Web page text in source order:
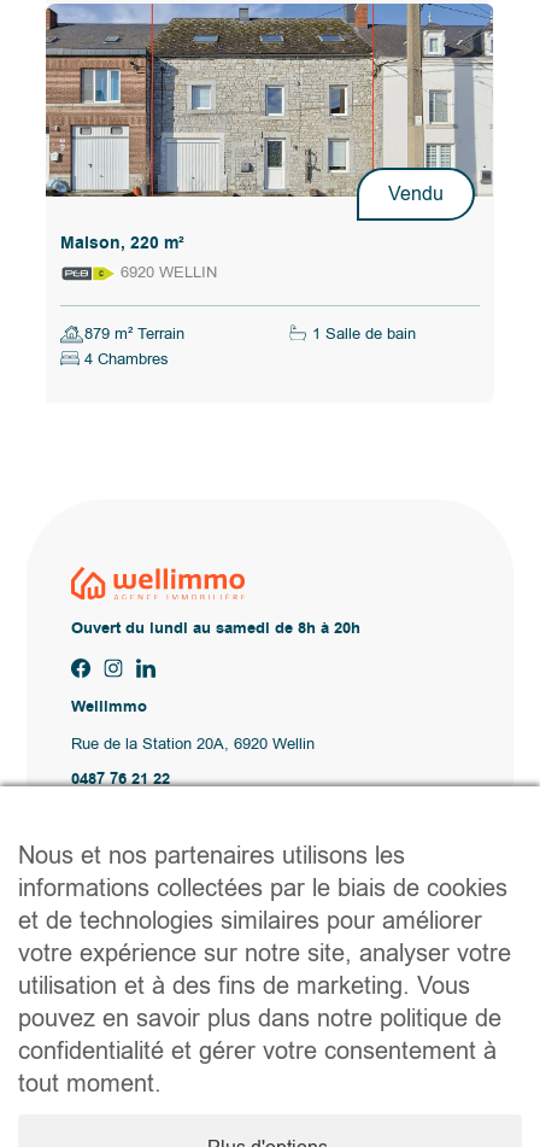
Vendu
Maison, 220 m²
6920 WELLIN
879 m² Terrain
1 Salle de bain
4 Chambres
Ouvert du lundi au samedi de 8h à 20h
Wellimmo
Rue de la Station 20A, 6920 Wellin
0487 76 21 22
Acheter
Louer
Vendre
Contact
Liens utiles
Conseils pratiques pour vendre ou louer
Préparer un déménagement
Documents utiles
Notaire.be
Nous et nos partenaires utilisons les
informations collectées par le biais de cookies
et de technologies similaires pour améliorer
votre expérience sur notre site, analyser votre
utilisation et à des fins de marketing. Vous
pouvez en savoir plus dans notre politique de
confidentialité et gérer votre consentement à
tout moment.